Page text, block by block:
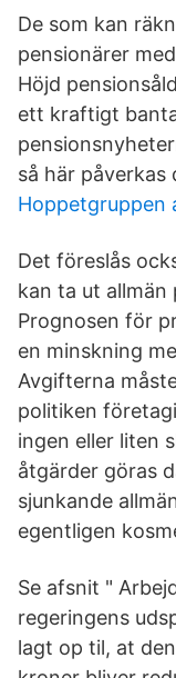
De som kan
pensionärer
Höjd
ett kraftigt
så här påverkas
Hoppetgruppen
Det föreslås
kan ta ut allmän
Prognosen för
en minskning
Avgifterna
politiken
ingen eller liten
åtgärder göras
sjunkande
egentligen
Se afsnit "
regeringens
lagt op til, at